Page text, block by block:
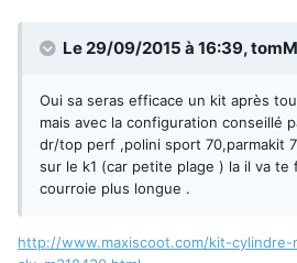
Le 29/09/2015 à 16:39,
Oui sa seras efficace un kit après
mais avec la configuration conseillé
dr/top perf ,polini sport 70,parmakit
sur le k1 (car petite plage ) la il va te
courroie plus longue .
http://www.maxiscoot.com/kit-cylindre-